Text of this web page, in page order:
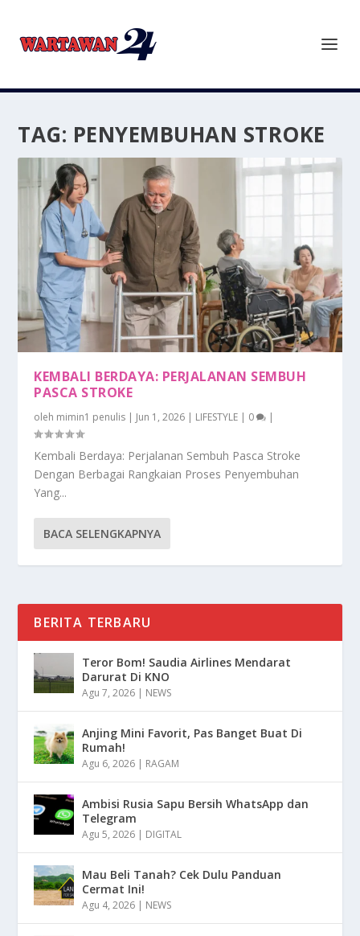
TAG: PENYEMBUHAN STROKE
KEMBALI BERDAYA: PERJALANAN SEMBUH
PASCA STROKE
oleh mimin1 penulis | Jun 1, 2026 | LIFESTYLE | 0 |
Kembali Berdaya: Perjalanan Sembuh Pasca Stroke
Dengan Berbagai Rangkaian Proses Penyembuhan
Yang...
BACA SELENGKAPNYA
BERITA TERBARU
Teror Bom! Saudia Airlines Mendarat
Darurat Di KNO
Agu 7, 2026 | NEWS
Anjing Mini Favorit, Pas Banget Buat Di
Rumah!
Agu 6, 2026 | RAGAM
Ambisi Rusia Sapu Bersih WhatsApp dan
Telegram
Agu 5, 2026 | DIGITAL
Mau Beli Tanah? Cek Dulu Panduan
Cermat Ini!
Agu 4, 2026 | NEWS